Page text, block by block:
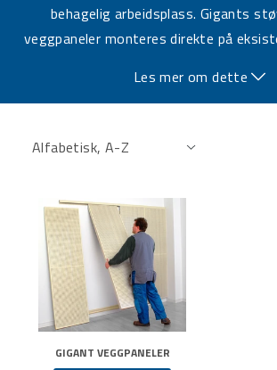
behagelig arbeidsplass. Gigants
veggpaneler monteres direkte på
absorbere lyd ved ulike
Les mer om dette
GIGANT VEGGPANELER